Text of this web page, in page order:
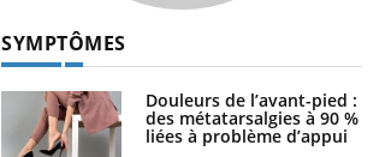
Comment oublier les écrans en
vacances ?
SYMPTÔMES
Douleurs de l’avant-pied :
des métatarsalgies à 90 %
liées à problème d’appui